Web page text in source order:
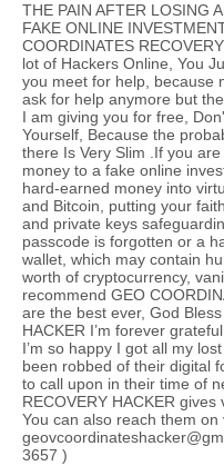
THE PAIN AFTER LOSING
FAKE ONLINE
COORDINATES
lot of Hackers Online, You
you meet for help, because
ask for help anymore but
I am giving you for free,
Yourself, Because the
there Is Very Slim .If you
money to a fake online
hard-earned money into
and Bitcoin, putting your
and private keys
passcode is forgotten or a
wallet, which may contain
worth of cryptocurrency,
recommend GEO
are the best ever, God
HACKER I’m forever
I’m so happy I got all my
been robbed of their digital
to call upon in their time of
RECOVERY HACKER
You can also reach them on
3657 )